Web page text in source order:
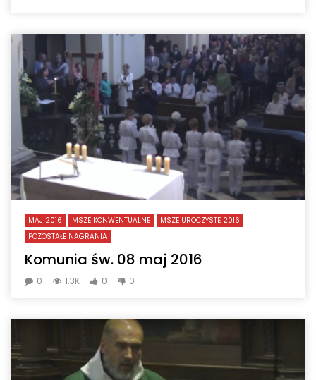
MAJ 2016 MSZE KONWENTUALNE
MSZE UROCZYSTE 2016
POZOSTAŁE NAGRANIA
Komunia św. 08 maj 2016
0 1.3K 0 0